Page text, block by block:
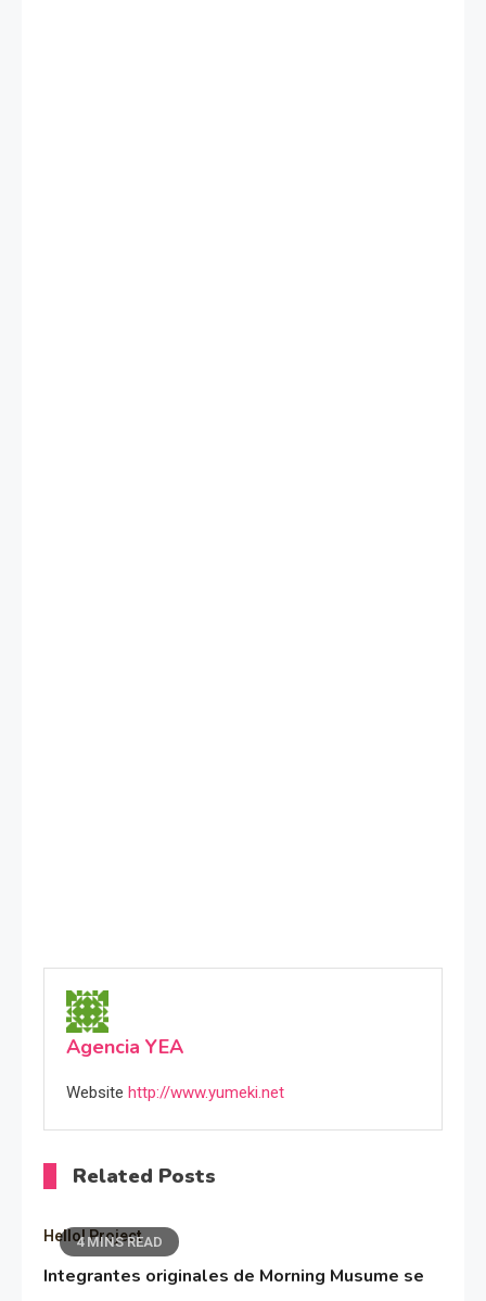
Agencia YEA
Website http://www.yumeki.net
Related Posts
4 MINS READ
Hello! Project
Integrantes originales de Morning Musume se